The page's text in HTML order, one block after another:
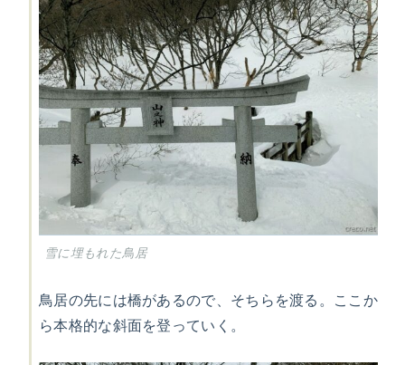
雪に埋もれた鳥居
鳥居の先には橋があるので、そちらを渡る。ここか
ら本格的な斜面を登っていく。